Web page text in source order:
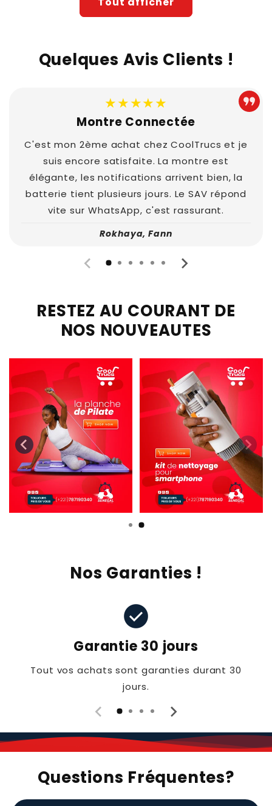
Quelques Avis Clients !
★★★★★
Montre Connectée
C'est mon 2ème achat chez CoolTrucs et je
suis encore satisfaite. La montre est
élégante, les notifications arrivent bien, la
batterie tient plusieurs jours. Le SAV répond
vite sur WhatsApp, c'est rassurant.
Rokhaya, Fann
RESTEZ AU COURANT DE
NOS NOUVEAUTES
Nos Garanties !
check_circle
Garantie 30 jours
Tout vos achats sont garanties durant 30
jours.
Questions Fréquentes?